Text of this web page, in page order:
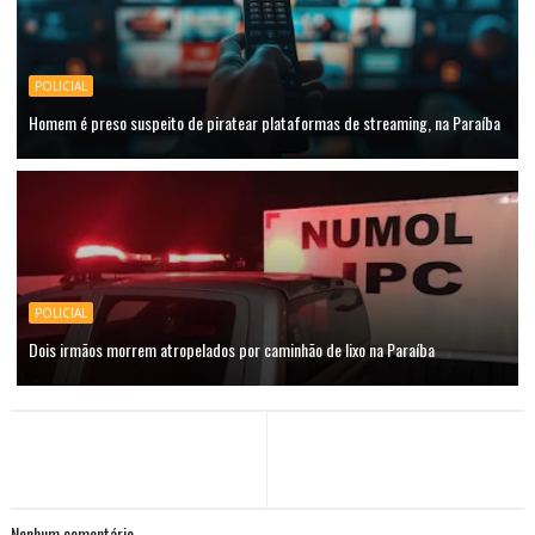
POLICIAL
Homem é preso suspeito de piratear plataformas de streaming, na Paraíba
POLICIAL
Dois irmãos morrem atropelados por caminhão de lixo na Paraíba